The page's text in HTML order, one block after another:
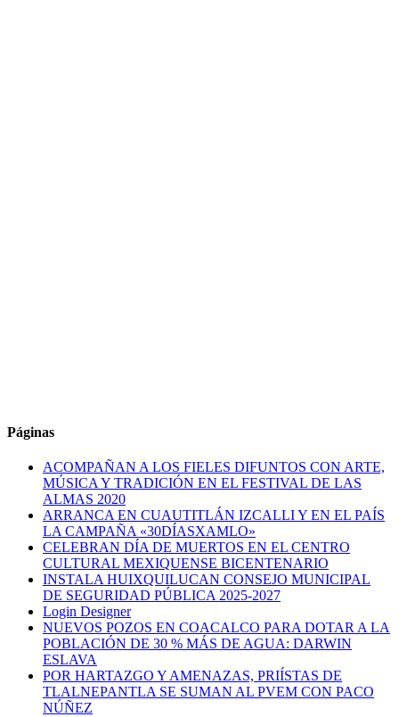
Páginas
ACOMPAÑAN A LOS FIELES DIFUNTOS CON ARTE,
MÚSICA Y TRADICIÓN EN EL FESTIVAL DE LAS
ALMAS 2020
ARRANCA EN CUAUTITLÁN IZCALLI Y EN EL PAÍS
LA CAMPAÑA «30DÍASXAMLO»
CELEBRAN DÍA DE MUERTOS EN EL CENTRO
CULTURAL MEXIQUENSE BICENTENARIO
INSTALA HUIXQUILUCAN CONSEJO MUNICIPAL
DE SEGURIDAD PÚBLICA 2025-2027
Login Designer
NUEVOS POZOS EN COACALCO PARA DOTAR A LA
POBLACIÓN DE 30 % MÁS DE AGUA: DARWIN
ESLAVA
POR HARTAZGO Y AMENAZAS, PRIÍSTAS DE
TLALNEPANTLA SE SUMAN AL PVEM CON PACO
NÚÑEZ